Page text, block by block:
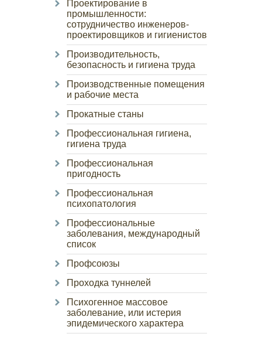
Проектирование в
промышленности:
сотрудничество инженеров-
проектировщиков и гигиенистов
Производительность,
безопасность и гигиена труда
Производственные помещения
и рабочие места
Прокатные станы
Профессиональная гигиена,
гигиена труда
Профессиональная
пригодность
Профессиональная
психопатология
Профессиональные
заболевания, международный
список
Профсоюзы
Проходка туннелей
Психогенное массовое
заболевание, или истерия
эпидемического характера